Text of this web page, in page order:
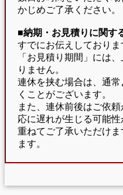
かじめご了承ください。
■納期・お見積りに関す
すでにお伝えしており
「お見積り期間」には
りません。
連休を挟む場合は、通
くことがございます。
また、連休前後はご依
応に遅れが生じる可能性
重ねてご了承いただけ
ます。